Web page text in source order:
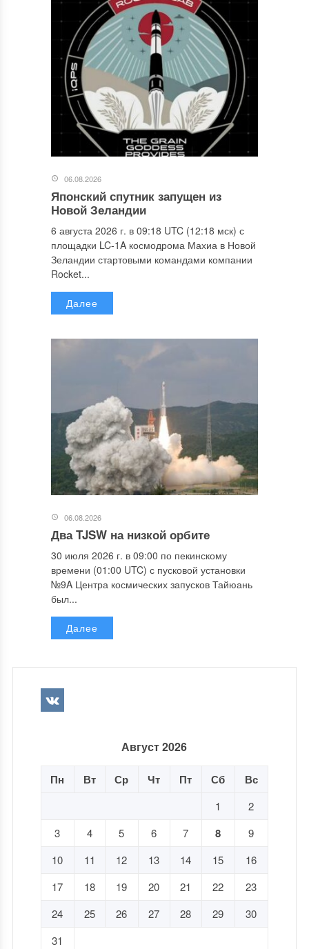
06.08.2026
Японский спутник запущен из
Новой Зеландии
6 августа 2026 г. в 09:18 UTC (12:18 мск) с
площадки LC-1A космодрома Махиа в Новой
Зеландии стартовыми командами компании
Rocket...
Далее
06.08.2026
Два TJSW на низкой орбите
30 июля 2026 г. в 09:00 по пекинскому
времени (01:00 UTC) с пусковой установки
№9A Центра космических запусков Тайюань
был...
Далее
Август 2026
Пн Вт Ср Чт Пт Сб Вс
1
2
3
4 5 6 7 8
9
10
11 12 13 14 15
16
17
18 19 20 21 22
23
24
25 26 27 28 29
30
31